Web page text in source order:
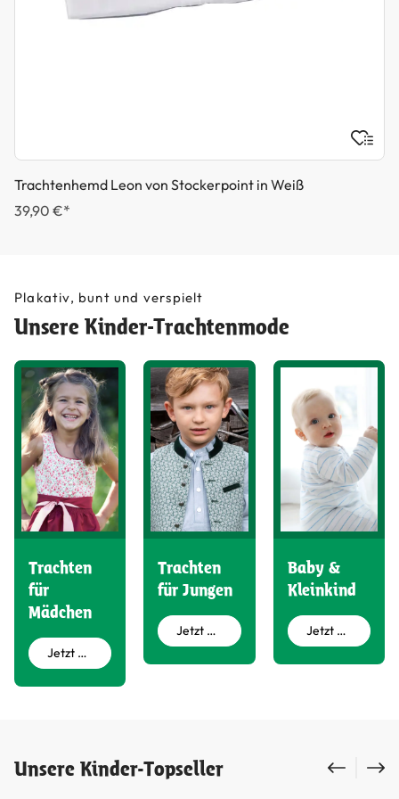
Trachtenhemd Leon von Stockerpoint in Weiß
39,90 €*
Plakativ, bunt und verspielt
Unsere Kinder-Trachtenmode
Trachten
für
Mädchen
Jetzt entdecken
Trachten
für Jungen
Jetzt entdecken
Baby &
Kleinkind
Jetzt entdecken
Produktgalerie überspringen
Unsere Kinder-Topseller